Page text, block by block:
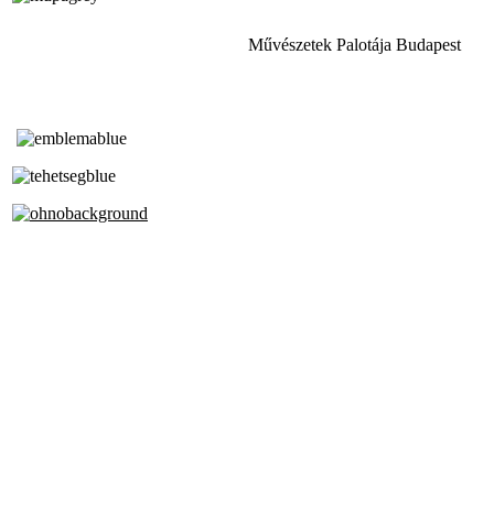
Művészetek Palotája Budapest